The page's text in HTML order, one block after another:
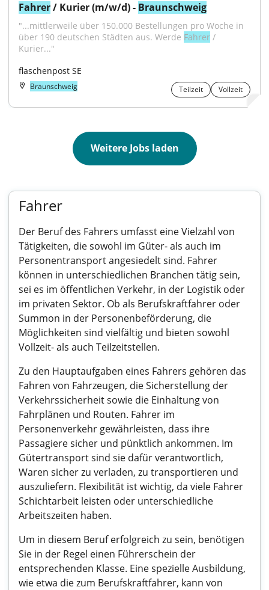
Fahrer / Kurier (m/w/d) - Braunschweig
"...mittlerweile über 150.000 Bestellungen pro Woche in
über 190 deutschen Städten aus. Werde Fahrer /
Kurier..."
flaschenpost SE
Braunschweig Teilzeit Vollzeit
Weitere Jobs laden
Fahrer
Der Beruf des Fahrers umfasst eine Vielzahl von
Tätigkeiten, die sowohl im Güter- als auch im
Personentransport angesiedelt sind. Fahrer
können in unterschiedlichen Branchen tätig sein,
sei es im öffentlichen Verkehr, in der Logistik oder
im privaten Sektor. Ob als Berufskraftfahrer oder
Summon in der Personenbeförderung, die
Möglichkeiten sind vielfältig und bieten sowohl
Vollzeit- als auch Teilzeitstellen.
Zu den Hauptaufgaben eines Fahrers gehören das
Fahren von Fahrzeugen, die Sicherstellung der
Verkehrssicherheit sowie die Einhaltung von
Fahrplänen und Routen. Fahrer im
Personenverkehr gewährleisten, dass ihre
Passagiere sicher und pünktlich ankommen. Im
Gütertransport sind sie dafür verantwortlich,
Waren sicher zu verladen, zu transportieren und
auszuliefern. Flexibilität ist wichtig, da viele Fahrer
Schichtarbeit leisten oder unterschiedliche
Arbeitszeiten haben.
Um in diesem Beruf erfolgreich zu sein, benötigen
Sie in der Regel einen Führerschein der
entsprechenden Klasse. Eine spezielle Ausbildung,
wie etwa die zum Berufskraftfahrer, kann von